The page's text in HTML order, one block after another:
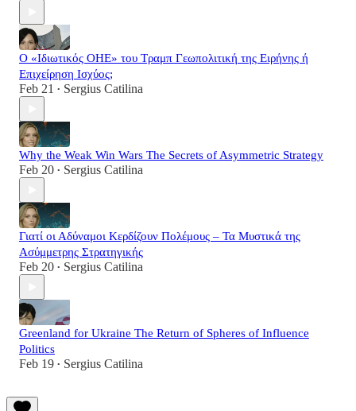
Ο «Ιδιωτικός ΟΗΕ» του Τραμπ Γεωπολιτική της Ειρήνης ή
Επιχείρηση Ισχύος;
Feb 21 • Sergius Catilina
Why the Weak Win Wars The Secrets of Asymmetric Strategy
Feb 20 • Sergius Catilina
Γιατί οι Αδύναμοι Κερδίζουν Πολέμους – Τα Μυστικά της
Ασύμμετρης Στρατηγικής
Feb 20 • Sergius Catilina
Greenland for Ukraine The Return of Spheres of Influence
Politics
Feb 19 • Sergius Catilina